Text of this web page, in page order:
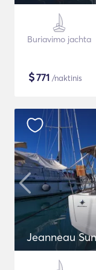
Buriavimo jachta
$771 /naktinis
Jeanneau